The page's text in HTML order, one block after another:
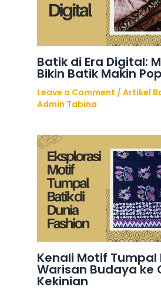
Batik di Era Digital:
Bikin Batik Makin
Leave a Comment /Artikel
Admin Tabina
Kenali Motif Tumpal
Warisan Budaya ke
Kekinian